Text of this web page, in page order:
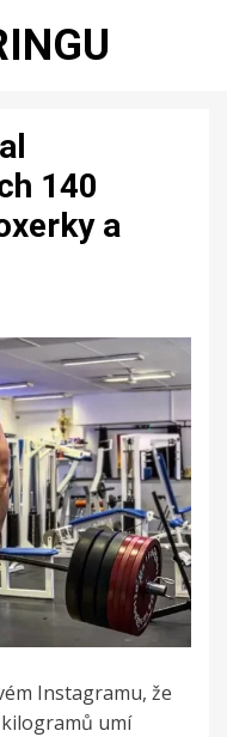
140
a
Instagramu, že
kilogramů umí